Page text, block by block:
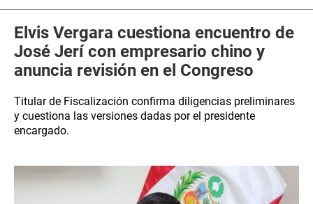
Elvis Vergara cuestiona encuentro de
José Jerí con empresario chino y
anuncia revisión en el Congreso
Titular de Fiscalización confirma diligencias preliminares
y cuestiona las versiones dadas por el presidente
encargado.